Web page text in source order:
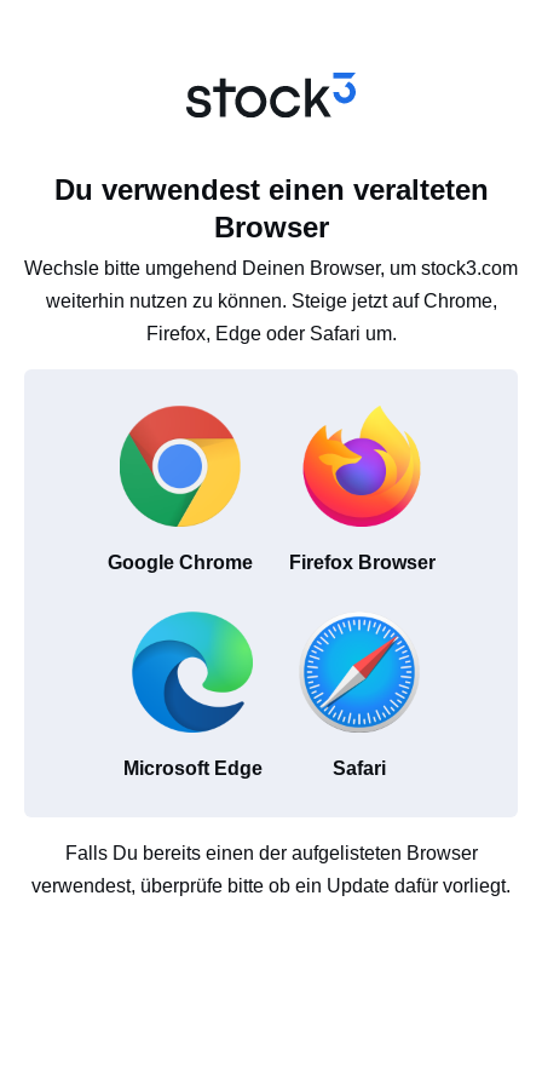
Du verwendest einen veralteten
Browser
Wechsle bitte umgehend Deinen Browser, um stock3.com
weiterhin nutzen zu können. Steige jetzt auf Chrome,
Firefox, Edge oder Safari um.
Google Chrome Firefox Browser
Microsoft Edge Safari
Falls Du bereits einen der aufgelisteten Browser
verwendest, überprüfe bitte ob ein Update dafür vorliegt.